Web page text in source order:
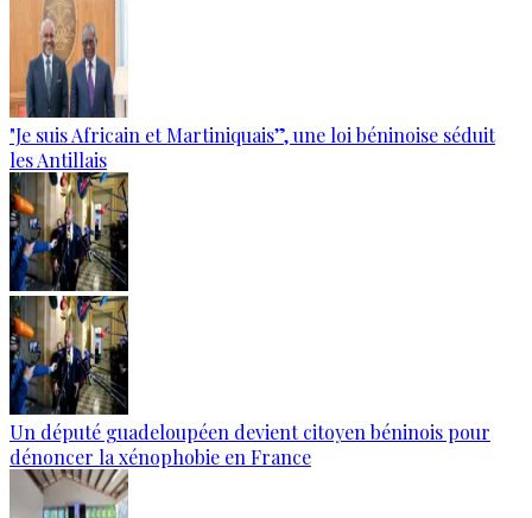
"Je suis Africain et Martiniquais”, une loi béninoise séduit
les Antillais
Un député guadeloupéen devient citoyen béninois pour
dénoncer la xénophobie en France